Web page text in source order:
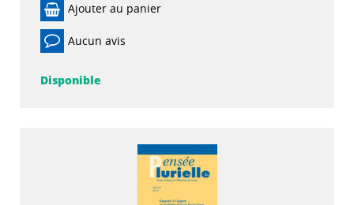
Ajouter au panier
Aucun avis
Disponible